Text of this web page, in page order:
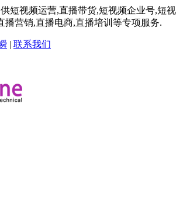
短视频运营,直播带货,短视频企业号,短视
播营销,直播电商,直播培训等专项服务.
| 联系我们